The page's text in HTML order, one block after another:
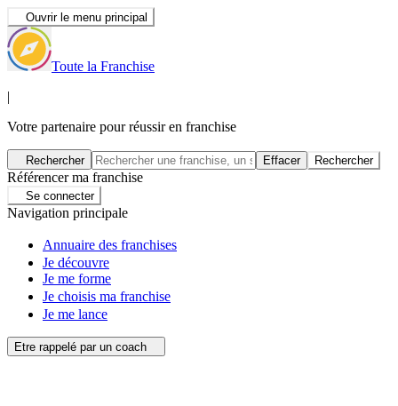
Ouvrir le menu principal
Toute la Franchise
|
Votre partenaire pour réussir en franchise
Rechercher Effacer Rechercher
Référencer ma franchise
Se connecter
Navigation principale
Annuaire des franchises
Je découvre
Je me forme
Je choisis ma franchise
Je me lance
Etre rappelé par un coach